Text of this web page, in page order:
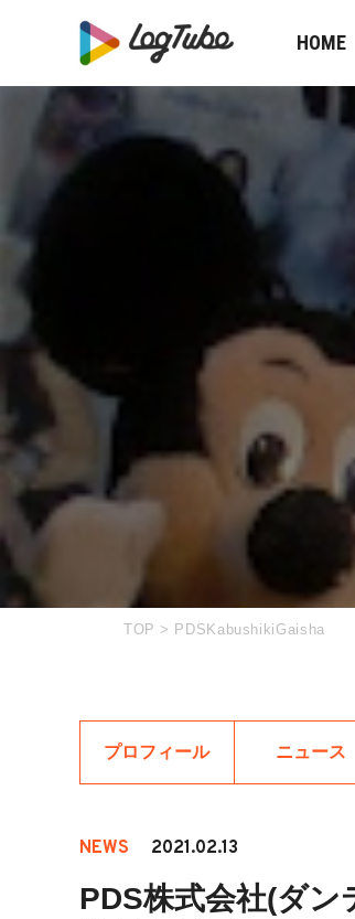
HOME
TOP > PDSKabushikiGaisha
プロフィール ニュース
NEWS 2021.02.13
PDS株式会社(ダン